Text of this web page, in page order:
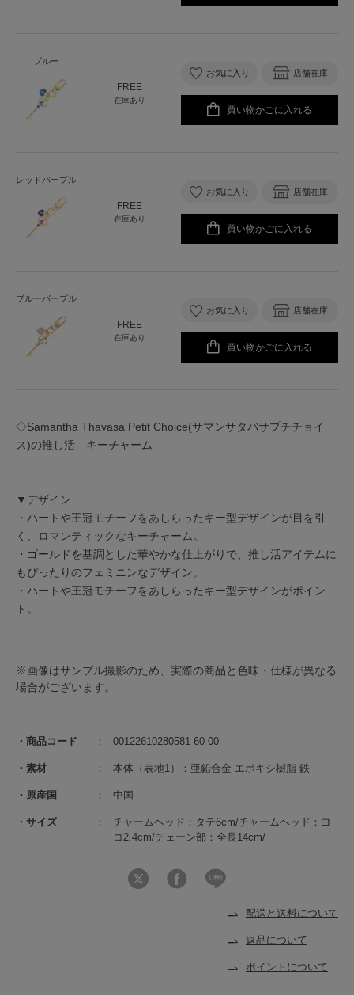
商品コード 00122610280581 60 00
素材 本体（表地1）：亜鉛合金 エポキシ樹脂 鉄
原産国 中国
サイズ
チャームヘッド：タテ6cm/チャームヘッド：ヨ
コ2.4cm/チェーン部：全長14cm/
ブルー
FREE
在庫あり
お気に入り 店舗在庫
買い物かごに入れる
レッドパープル
FREE
在庫あり
お気に入り 店舗在庫
買い物かごに入れる
ブルーパープル
FREE
在庫あり
お気に入り 店舗在庫
買い物かごに入れる
配送と送料について
返品について
ポイントについて
◇Samantha Thavasa Petit Choice(サマンサタバサプチチョイ
ス)の推し活 キーチャーム
▼デザイン
・ハートや王冠モチーフをあしらったキー型デザインが目を引
く、ロマンティックなキーチャーム。
・ゴールドを基調とした華やかな仕上がりで、推し活アイテムに
もぴったりのフェミニンなデザイン。
・ハートや王冠モチーフをあしらったキー型デザインがポイン
ト。
※画像はサンプル撮影のため、実際の商品と色味・仕様が異なる
場合がございます。